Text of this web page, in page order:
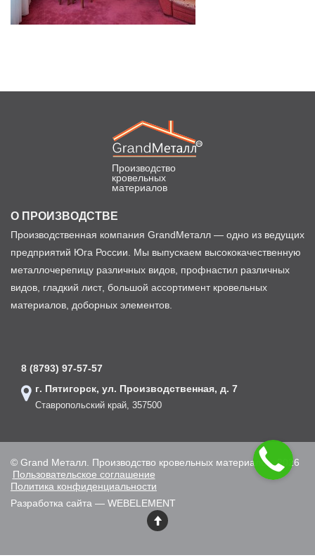
Производство
кровельных
материалов
О ПРОИЗВОДСТВЕ
Производственная компания GrandМеталл — одно из ведущих
предприятий Юга России. Мы выпускаем высококачественную
металлочерепицу различных видов, профнастил различных
видов, гладкий лист, большой ассортимент кровельных
материалов, доборных элементов.
8 (8793) 97-57-57
г. Пятигорск, ул. Производственная, д. 7
Ставропольский край, 357500
© Grand Металл. Производство кровельных материалов, 2026
Пользовательское соглашение
Политика конфиденциальности
Разработка сайта — WEBELEMENT